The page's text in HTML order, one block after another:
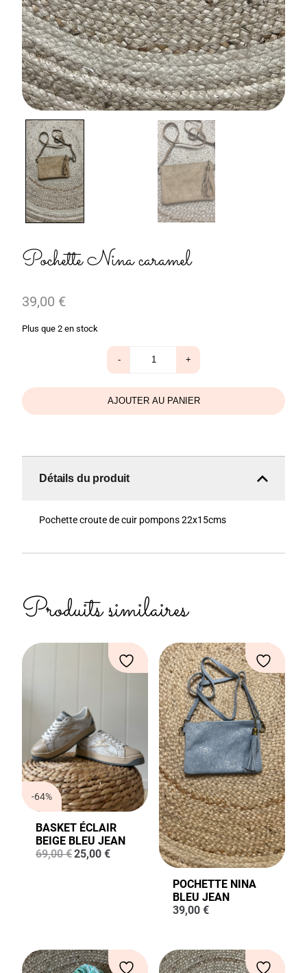
Pochette Nina caramel
39,00 €
Plus que 2 en stock
de
Pochette
Nina
caramel
- +
AJOUTER AU PANIER
Détails du produit
Pochette croute de cuir pompons 22x15cms
Produits similaires
-64%
BASKET ÉCLAIR
BEIGE BLEU JEAN
69,00€Le
25,00 €Le
POCHETTE NINA
BLEU JEAN
39,00 €